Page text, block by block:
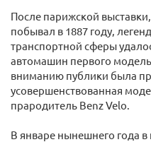
После парижской
побывал в 1887 году,
транспортной сферы
автомашин первого
вниманию публики была
усовершенствованная
прародитель Benz Velo.
В январе нынешнего года